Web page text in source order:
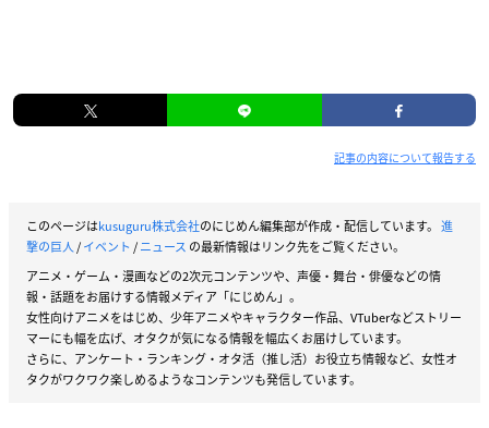
記事の内容について報告する
このページはkusuguru株式会社のにじめん編集部が作成・配信しています。 進
撃の巨人/イベント /ニュース の最新情報はリンク先をご覧ください。
アニメ・ゲーム・漫画などの2次元コンテンツや、声優・舞台・俳優などの情
報・話題をお届けする情報メディア「にじめん」。
女性向けアニメをはじめ、少年アニメやキャラクター作品、VTuberなどストリー
マーにも幅を広げ、オタクが気になる情報を幅広くお届けしています。
さらに、アンケート・ランキング・オタ活（推し活）お役立ち情報など、女性オ
タクがワクワク楽しめるようなコンテンツも発信しています。